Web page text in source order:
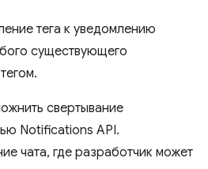
тега к уведомлению
существующего
свертывание
Notifications API.
чата, где разработчик может